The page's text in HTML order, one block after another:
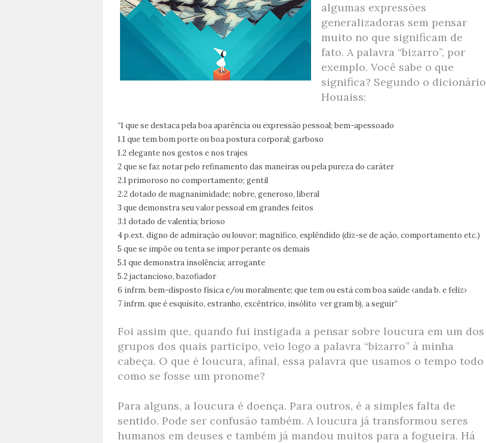
algumas expressões
generalizadoras sem pensar
muito no que significam de
fato. A palavra “bizarro”, por
exemplo. Você sabe o que
significa? Segundo o dicionário
Houaiss:
“1 que se destaca pela boa aparência ou expressão pessoal; bem-apessoado
1.1 que tem bom porte ou boa postura corporal; garboso
1.2 elegante nos gestos e nos trajes
2 que se faz notar pelo refinamento das maneiras ou pela pureza do caráter
2.1 primoroso no comportamento; gentil
2.2 dotado de magnanimidade; nobre, generoso, liberal
3 que demonstra seu valor pessoal em grandes feitos
3.1 dotado de valentia; brioso
4 p.ext. digno de admiração ou louvor; magnífico, esplêndido (diz-se de ação, comportamento etc.)
5 que se impõe ou tenta se impor perante os demais
5.1 que demonstra insolência; arrogante
5.2 jactancioso, bazofiador
6 infrm. bem-disposto física e/ou moralmente; que tem ou está com boa saúde ‹anda b. e feliz›
7 infrm. que é esquisito, estranho, excêntrico, insólito ver gram b), a seguir”
Foi assim que, quando fui instigada a pensar sobre loucura em um dos
grupos dos quais participo, veio logo a palavra “bizarro” à minha
cabeça. O que é loucura, afinal, essa palavra que usamos o tempo todo
como se fosse um pronome?
Para alguns, a loucura é doença. Para outros, é a simples falta de
sentido. Pode ser confusão também. A loucura já transformou seres
humanos em deuses e também já mandou muitos para a fogueira. Há